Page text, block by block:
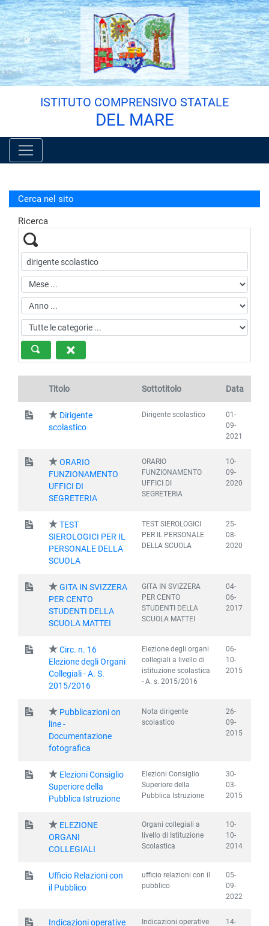
Vai al menù principale
Vai al menù secondario
Vai ai contenuti
Vai a fondo pagina
ISTITUTO COMPRENSIVO STATALE
DEL MARE
Cerca nel sito
Ricerca
Titolo Sottotitolo Data
Dirigente
scolastico
Dirigente scolastico
01-
09-
2021
ORARIO
FUNZIONAMENTO
UFFICI DI
SEGRETERIA
ORARIO
FUNZIONAMENTO
UFFICI DI
SEGRETERIA
10-
09-
2020
TEST
SIEROLOGICI PER IL
PERSONALE DELLA
SCUOLA
TEST SIEROLOGICI
PER IL PERSONALE
DELLA SCUOLA
25-
08-
2020
GITA IN SVIZZERA
PER CENTO
STUDENTI DELLA
SCUOLA MATTEI
GITA IN SVIZZERA
PER CENTO
STUDENTI DELLA
SCUOLA MATTEI
04-
06-
2017
Circ. n. 16
Elezione degli Organi
Collegiali - A. S.
2015/2016
Elezione degli organi
collegiali a livello di
istituzione scolastica
- A. s. 2015/2016
06-
10-
2015
Pubblicazioni on
line -
Documentazione
fotografica
Nota dirigente
scolastico
26-
09-
2015
Elezioni Consiglio
Superiore della
Pubblica Istruzione
Elezioni Consiglio
Superiore della
Pubblica Istruzione
30-
03-
2015
ELEZIONE
ORGANI
COLLEGIALI
Organi collegiali a
livello di Istituzione
Scolastica
10-
10-
2014
Ufficio Relazioni con
il Pubblico
ufficio relazioni con il
pubblico
05-
09-
2022
Indicazioni operative
Indicazioni operative
14-